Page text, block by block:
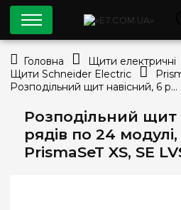
Розподільний щит
рядів по 24 модулі,
PrismaSeT XS, SE
0
Головна
Щити електричні
Щити Schneider Electric
Розподільний щит навісний, 6 рядів по 24 модулі, білі двері, PrismaSeT XS, SE LVSXQ624